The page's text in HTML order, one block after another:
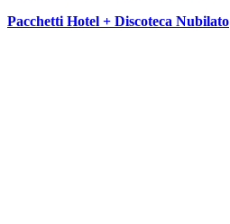
Pacchetti Hotel + Discoteca Nubilato